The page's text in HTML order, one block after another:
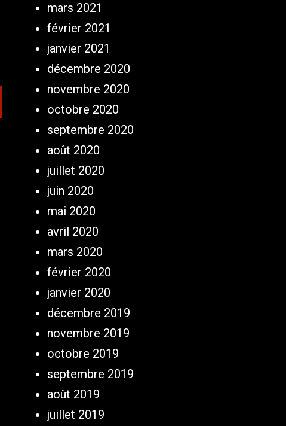
mars 2021
février 2021
janvier 2021
décembre 2020
novembre 2020
octobre 2020
septembre 2020
août 2020
juillet 2020
juin 2020
mai 2020
avril 2020
mars 2020
février 2020
janvier 2020
décembre 2019
novembre 2019
octobre 2019
septembre 2019
août 2019
juillet 2019